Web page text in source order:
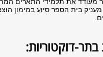
מעניק בית הספר סיוע במימון
בתר-דוקטוריות: